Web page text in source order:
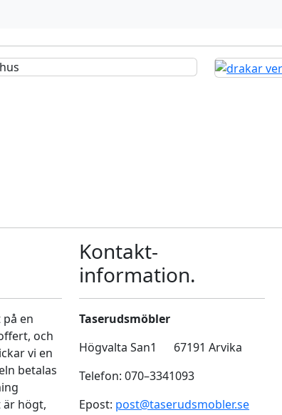
en
och
vi en
betalas
högt,
Kontakt-
information.
Taserudsmöbler
Högvalta San1 67191 Arvika
Telefon: 070–3341093
Epost: post@taserudsmobler.se